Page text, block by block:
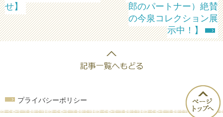
せ】
郎のパートナー）絶賛
の今泉コレクション展
示中！】
プライバシーポリシー